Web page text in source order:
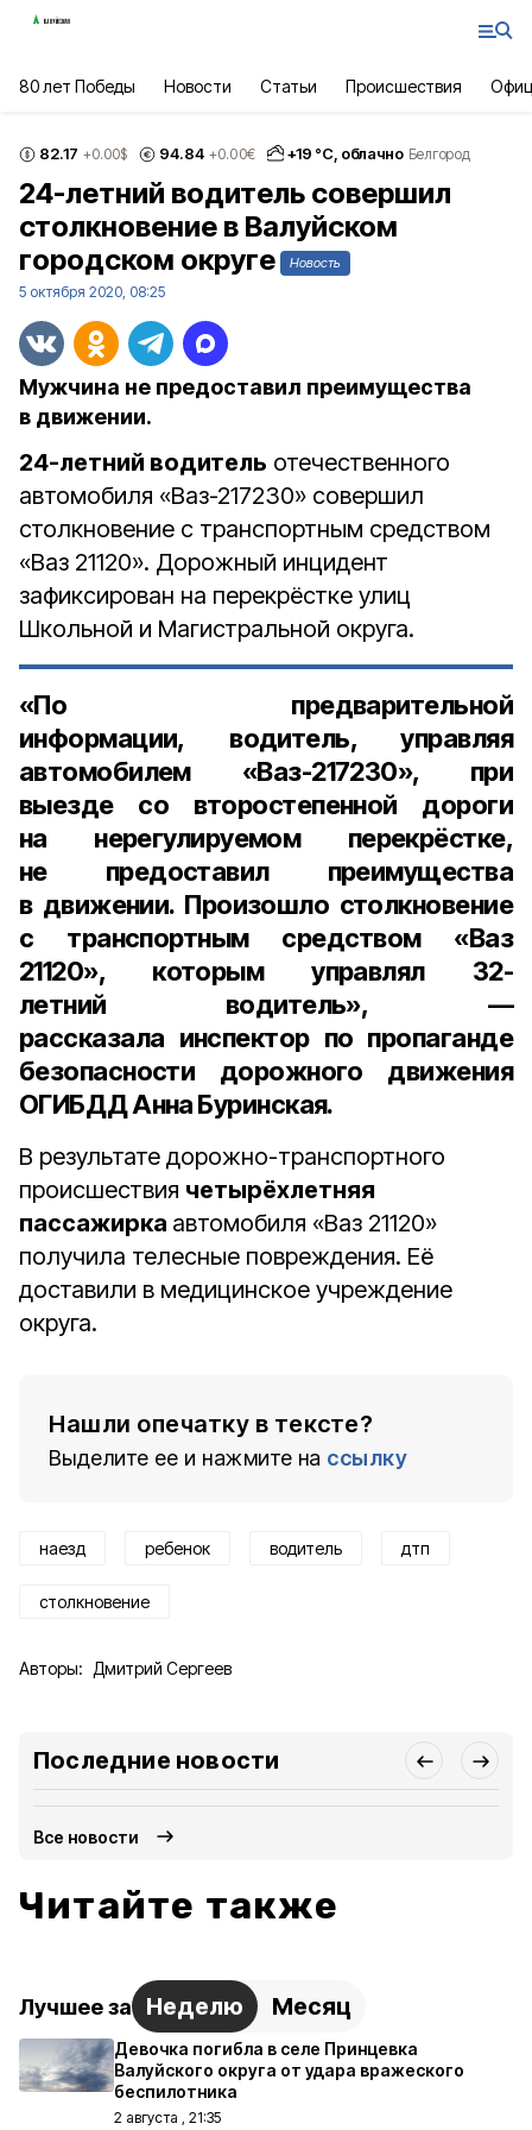
80 лет Победы Новости Статьи Происшествия
82.17 +0.00$ 94.84 +0.00€ +19 °С, облачно Белгород
24-летний водитель совершил
столкновение в Валуйском
городском округе
Новость
5 октября 2020, 08:25
Мужчина не предоставил преимущества
в движении.
24-летний водитель отечественного
автомобиля «Ваз-217230» совершил
столкновение с транспортным средством
«Ваз 21120». Дорожный инцидент
зафиксирован на перекрёстке улиц
Школьной и Магистральной округа.
«По предварительной
информации, водитель, управляя
автомобилем «Ваз-217230», при
выезде со второстепенной дороги
на нерегулируемом перекрёстке,
не предоставил преимущества
в движении. Произошло столкновение
с транспортным средством «Ваз
21120», которым управлял 32-
летний водитель», —
рассказала инспектор по пропаганде
безопасности дорожного движения
ОГИБДД Анна Буринская.
В результате дорожно-транспортного
происшествия четырёхлетняя
пассажирка автомобиля «Ваз 21120»
получила телесные повреждения. Её
доставили в медицинское учреждение
округа.
Нашли опечатку в тексте?
Выделите ее и нажмите на ссылку
наезд ребенок водитель дтп
столкновение
Авторы: Дмитрий Сергеев
Последние новости
Все новости
Читайте также
Лучшее за Неделю Месяц
Девочка погибла в селе Принцевка
Валуйского округа от удара вражеского
беспилотника
2 августа , 21:35